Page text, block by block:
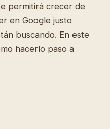
permitirá crecer de
en Google justo
buscando. En este
hacerlo paso a